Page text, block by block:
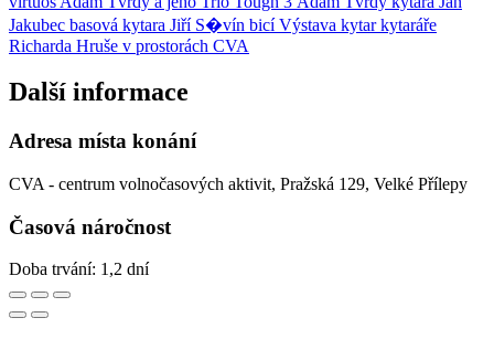
Další informace
Adresa místa konání
CVA - centrum volnočasových aktivit, Pražská 129, Velké Přílepy
Časová náročnost
Doba trvání: 1,2 dní